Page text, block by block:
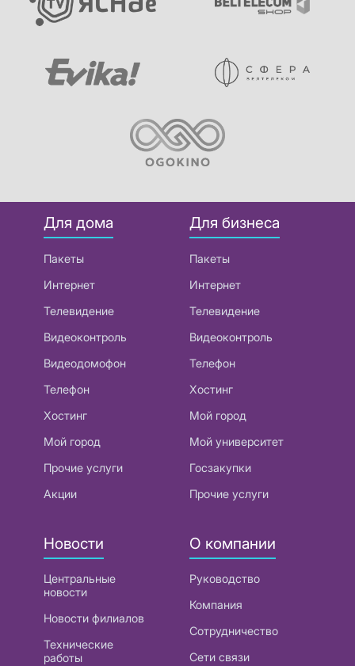
Для дома
Пакеты
Интернет
Телевидение
Видеоконтроль
Видеодомофон
Телефон
Хостинг
Мой город
Прочие услуги
Акции
Для бизнеса
Пакеты
Интернет
Телевидение
Видеоконтроль
Телефон
Хостинг
Мой город
Мой университет
Госзакупки
Прочие услуги
Новости
Центральные
новости
Новости филиалов
Технические
работы
О компании
Руководство
Компания
Сотрудничество
Сети связи